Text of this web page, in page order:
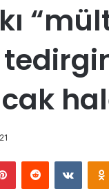
PinterestReddit